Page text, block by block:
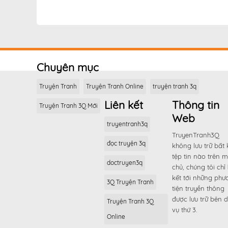
Chương 229
Chương 228
Chương 227
Chương 226
Chương 225
Chuyên mục
Truyện Tranh Truyện Tranh Online truyện tranh 3q
Truyện Tranh 3Q Mới Liên kết
truyentranh3q
đọc truyện 3q
doctruyen3q
3Q Truyện Tranh
Truyện Tranh 3Q
Online
Thông tin
Web
TruyenTranh3Q
không lưu trữ bất
tệp tin nào trên
chủ, chúng tôi chỉ
kết tới những
tiện truyền thông
được lưu trữ bên
vụ thứ 3.